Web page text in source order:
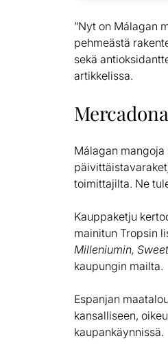
”Nyt on Málagan
pehmeästä
sekä
artikkelissa.
Málagan
toimittajilta. Ne
Kauppaketju
mainitun Tropsin
Milleniumin,
kaupungin mailta.
Espanjan
kansalliseen,
kaupankäynnissä.